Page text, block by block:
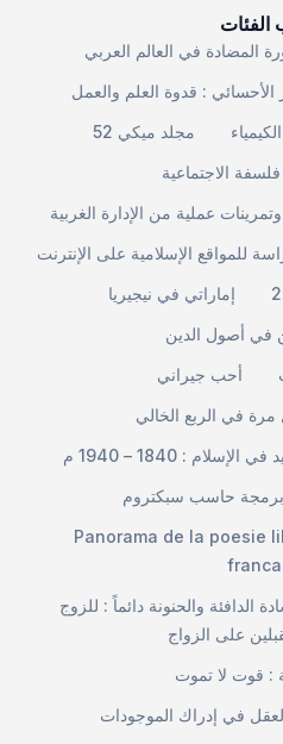
الفئات
المضادة في العالم العربي
: قدوة العلم والعمل
مجلد ميكي 52
الاجتماعية
عملية من الإدارة الغربية
للمواقع الإسلامية على الإنترنت
إماراتي في نيجيريا
في أصول الدين
أحب جيراني
مرة في الربع الخالي
الإسلام : 1840 – 1940 م
Panorama de la poesie
الدافئة والحنونة دائماً : للزوج
على الزواج
: قوت لا تموت
في إدراك الموجودات